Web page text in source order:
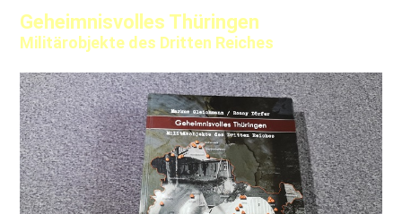
Geheimnisvolles Thüringen
Militärobjekte des Dritten Reiches